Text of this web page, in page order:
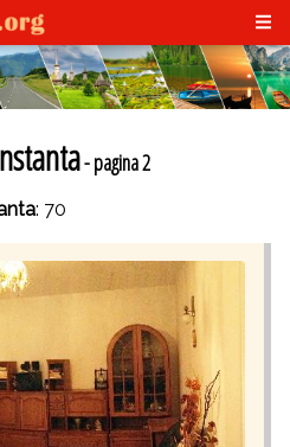
- pagina 2
: 70